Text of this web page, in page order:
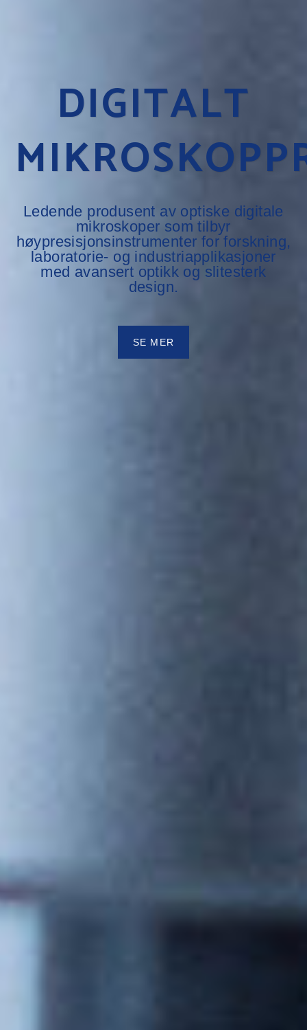
DIGITALT
Ledende produsent av optiske digitale
mikroskoper som tilbyr
høypresisjonsinstrumenter for forskning,
laboratorie- og industriapplikasjoner
med avansert optikk og slitesterk
design.
SE MER